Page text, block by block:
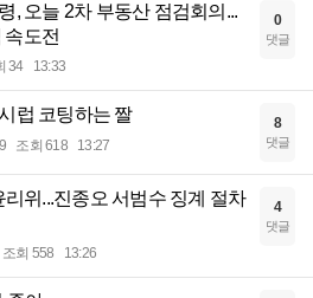
, 오늘 2차 부동산 점검회의...
속도전
34 13:33
0
댓글
럽 코팅하는 짤
조회 618 13:27
8
댓글
리위...진종오 서범수 징계 절차
조회 558 13:26
4
댓글